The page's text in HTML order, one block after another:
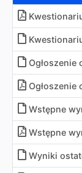
Ogłoszenie
Ogłoszenie
Wstępne
Wstępne
Wyniki